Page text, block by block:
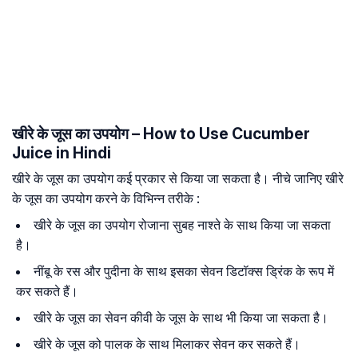
खीरे के जूस का उपयोग – How to Use Cucumber
Juice in Hindi
खीरे के जूस का उपयोग कई प्रकार से किया जा सकता है। नीचे जानिए खीरे
के जूस का उपयोग करने के विभिन्न तरीके :
खीरे के जूस का उपयोग रोजाना सुबह नाश्ते के साथ किया जा सकता
है।
नींबू के रस और पुदीना के साथ इसका सेवन डिटॉक्स ड्रिंक के रूप में
कर सकते हैं।
खीरे के जूस का सेवन कीवी के जूस के साथ भी किया जा सकता है।
खीरे के जूस को पालक के साथ मिलाकर सेवन कर सकते हैं।